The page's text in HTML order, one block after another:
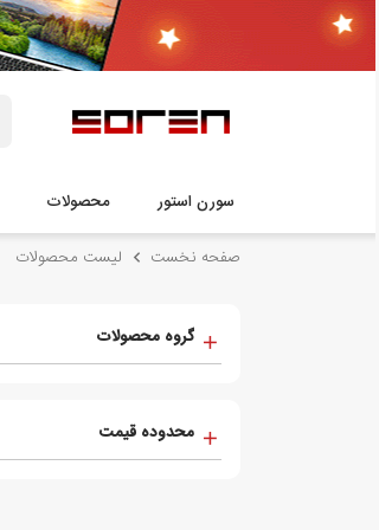
سورن استور محصولات
صفحه نخست لیست محصولات
گروه محصولات
محدوده قیمت